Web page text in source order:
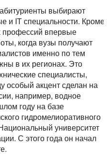
выбирают
и IT специальности. Кроме
профессий впервые
когда вузы получают
именно по тем
в их регионах. Это
специалисты,
особый акцент сделан на
например, водное
году на базе
гидромелиоративного
университет
С этого года он начал